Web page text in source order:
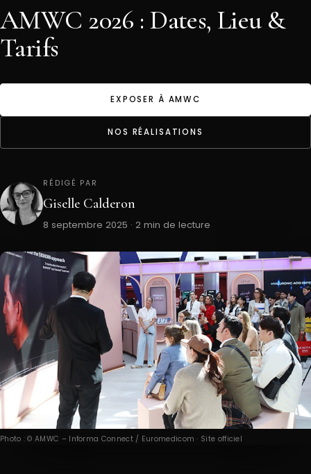
AMWC 2026 : Dates, Lieu &
Tarifs
EXPOSER À AMWC
NOS RÉALISATIONS
RÉDIGÉ PAR
Giselle Calderon
8 septembre 2025 · 2 min de lecture
Photo : © AMWC – Informa Connect / Euromedicom · Site officiel